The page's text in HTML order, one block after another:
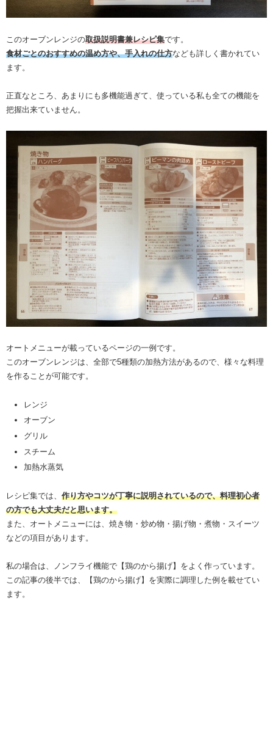
このオーブンレンジの取扱説明書兼レシピ集です。
食材ごとのおすすめの温め方や、手入れの仕方なども詳しく書かれてい
ます。
正直なところ、あまりにも多機能過ぎて、使っている私も全ての機能を
把握出来ていません。
オートメニューが載っているページの一例です。
このオーブンレンジは、全部で5種類の加熱方法があるので、様々な料理
を作ることが可能です。
レンジ
オーブン
グリル
スチーム
加熱水蒸気
レシピ集では、 作り方やコツが丁寧に説明されているので、料理初心者
の方でも大丈夫だと思います。
また、オートメニューには、焼き物・炒め物・揚げ物・煮物・スイーツ
などの項目があります。
私の場合は、ノンフライ機能で【鶏のから揚げ】をよく作っています。
この記事の後半では、【鶏のから揚げ】を実際に調理した例を載せてい
ます。